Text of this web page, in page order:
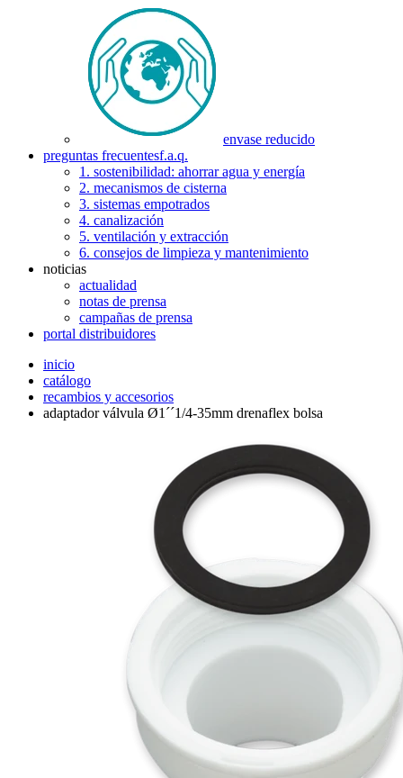
envase reducido
preguntas frecuentesf.a.q.
1. sostenibilidad: ahorrar agua y energía
2. mecanismos de cisterna
3. sistemas empotrados
4. canalización
5. ventilación y extracción
6. consejos de limpieza y mantenimiento
noticias
actualidad
notas de prensa
campañas de prensa
portal distribuidores
inicio
catálogo
recambios y accesorios
adaptador válvula Ø1´´1/4-35mm drenaflex bolsa